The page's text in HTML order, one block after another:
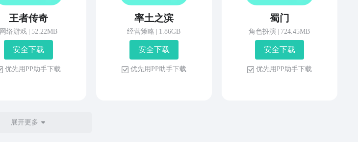
王者传奇
网络游戏 52.22MB
安 全 下 载
优 先 用 P P 助 手 下 载
率土之滨
经营策略 1.86GB
安 全 下 载
优 先 用 P P 助 手 下 载
蜀门
角色扮演 724.45MB
安 全 下 载
优 先 用 P P 助 手 下 载
展开更多